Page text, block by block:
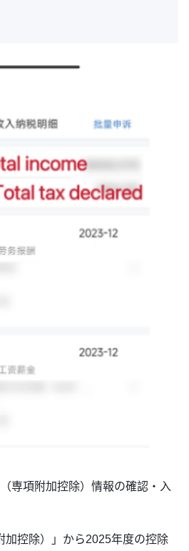
専項附加控除）情報の確認・入
加控除）」から2025年度の控除